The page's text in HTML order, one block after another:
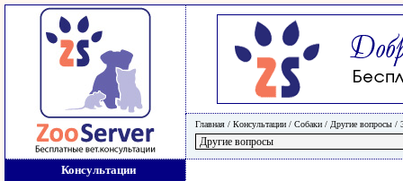
Главная / Консультации / Собаки / Другие вопросы /
Консультации